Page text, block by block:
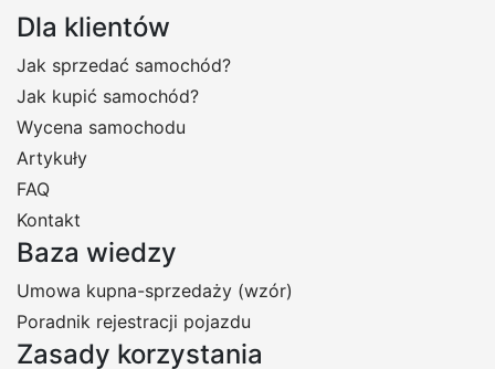
Dla klientów
Jak sprzedać samochód?
Jak kupić samochód?
Wycena samochodu
Artykuły
FAQ
Kontakt
Baza wiedzy
Umowa kupna-sprzedaży (wzór)
Poradnik rejestracji pojazdu
Zasady korzystania